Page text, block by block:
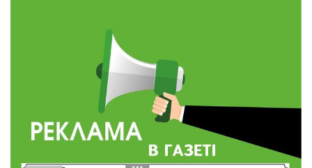
Житлові сертифікати, підготовка до зими та
підтримка ВПО: підсумки засідання виконкому
Краснопільської селищної ради
Валентина Масалітіна: «Нас тримає віра в
Перемогу і повернення додому»
Знову біль… Знову втрата… На щиті
повертається захисник України Богдан Ємець